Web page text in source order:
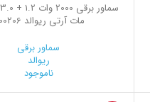
مات آرتی ریوالد 800206
سماور برقی
ریوالد
ناموجود